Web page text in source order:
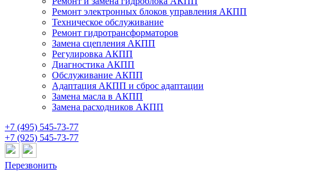
Ремонт электронных блоков управления АКПП
Техническое обслуживание
Ремонт гидротрансформаторов
Замена сцепления АКПП
Регулировка АКПП
Диагностика АКПП
Обслуживание АКПП
Адаптация АКПП и сброс адаптации
Замена масла в АКПП
Замена расходников АКПП
+7 (495) 545-73-77
+7 (925) 545-73-77
Перезвонить